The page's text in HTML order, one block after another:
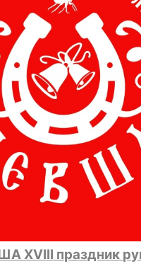
XVIII праздник